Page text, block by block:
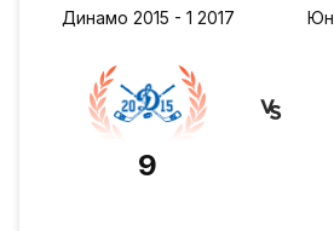
Динамо 2015 - 1 2017
9